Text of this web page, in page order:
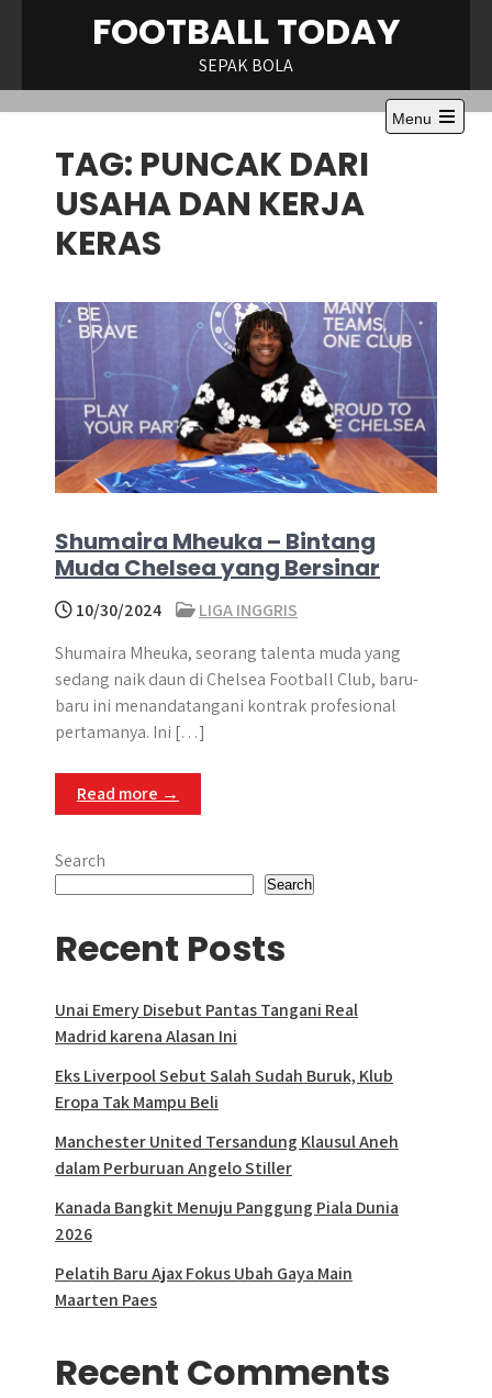
FOOTBALL TODAY
SEPAK BOLA
Menu
Open
TAG: PUNCAK DARI
USAHA DAN KERJA
KERAS
Shumaira Mheuka – Bintang
Muda Chelsea yang Bersinar
10/30/2024
LIGA INGGRIS
Shumaira Mheuka, seorang talenta muda yang
sedang naik daun di Chelsea Football Club, baru-
baru ini menandatangani kontrak profesional
pertamanya. Ini […]
Read more →
Search
Search
Recent Posts
Unai Emery Disebut Pantas Tangani Real
Madrid karena Alasan Ini
Eks Liverpool Sebut Salah Sudah Buruk, Klub
Eropa Tak Mampu Beli
Manchester United Tersandung Klausul Aneh
dalam Perburuan Angelo Stiller
Kanada Bangkit Menuju Panggung Piala Dunia
2026
Pelatih Baru Ajax Fokus Ubah Gaya Main
Maarten Paes
Recent Comments